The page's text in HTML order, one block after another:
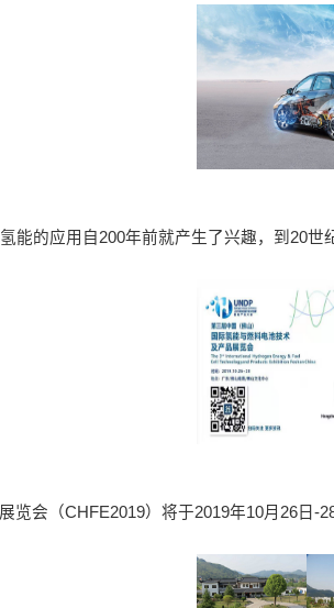
能的应用自200年前就产生了兴趣，到20
会（CHFE2019）将于2019年10月26日-